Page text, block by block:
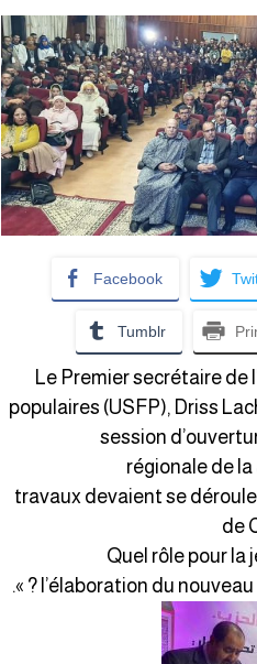
Facebook
Tumblr
Le Premier secrétaire de
populaires (USFP), Driss
session
régionale de
travaux devaient se
de
« Quel rôle pour
l’élaboration du nouveau